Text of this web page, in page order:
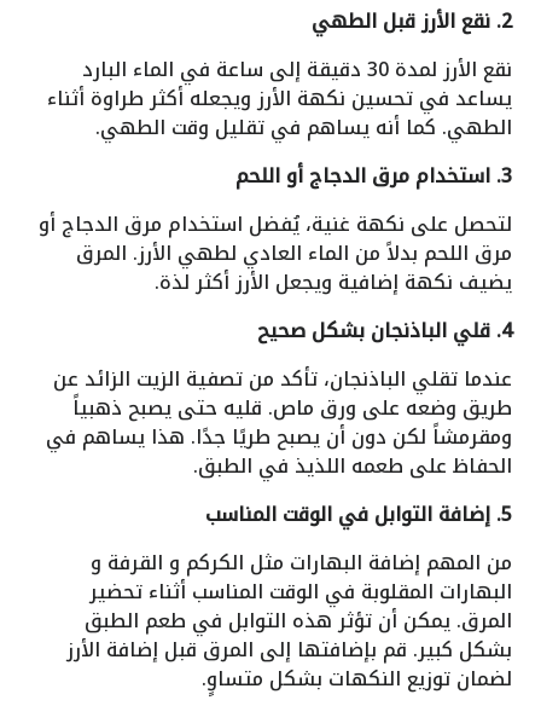
2. نقع الأرز قبل الطهي
نقع الأرز لمدة 30 دقيقة إلى ساعة في الماء البارد
يساعد في تحسين نكهة الأرز ويجعله أكثر طراوة أثناء
الطهي. كما أنه يساهم في تقليل وقت الطهي.
3. استخدام مرق الدجاج أو اللحم
لتحصل على نكهة غنية، يُفضل استخدام مرق الدجاج أو
مرق اللحم بدلاً من الماء العادي لطهي الأرز. المرق
يضيف نكهة إضافية ويجعل الأرز أكثر لذة.
4. قلي الباذنجان بشكل صحيح
عندما تقلي الباذنجان، تأكد من تصفية الزيت الزائد عن
طريق وضعه على ورق ماص. قليه حتى يصبح ذهبياً
ومقرمشاً لكن دون أن يصبح طريًا جدًا. هذا يساهم في
الحفاظ على طعمه اللذيذ في الطبق.
5. إضافة التوابل في الوقت المناسب
من المهم إضافة البهارات مثل الكركم و القرفة و
البهارات المقلوبة في الوقت المناسب أثناء تحضير
المرق. يمكن أن تؤثر هذه التوابل في طعم الطبق
بشكل كبير. قم بإضافتها إلى المرق قبل إضافة الأرز
لضمان توزيع النكهات بشكل متساوٍ.